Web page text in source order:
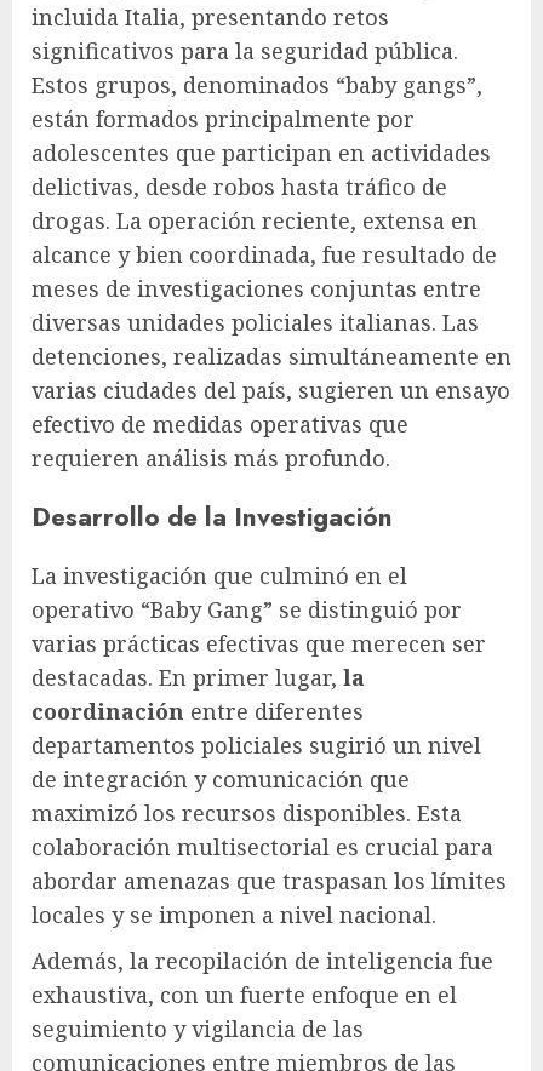
incluida Italia, presentando retos
significativos para la seguridad pública.
Estos grupos, denominados “baby gangs”,
están formados principalmente por
adolescentes que participan en actividades
delictivas, desde robos hasta tráfico de
drogas. La operación reciente, extensa en
alcance y bien coordinada, fue resultado de
meses de investigaciones conjuntas entre
diversas unidades policiales italianas. Las
detenciones, realizadas simultáneamente en
varias ciudades del país, sugieren un ensayo
efectivo de medidas operativas que
requieren análisis más profundo.
Desarrollo de la Investigación
La investigación que culminó en el
operativo “Baby Gang” se distinguió por
varias prácticas efectivas que merecen ser
destacadas. En primer lugar, la
coordinación entre diferentes
departamentos policiales sugirió un nivel
de integración y comunicación que
maximizó los recursos disponibles. Esta
colaboración multisectorial es crucial para
abordar amenazas que traspasan los límites
locales y se imponen a nivel nacional.
Además, la recopilación de inteligencia fue
exhaustiva, con un fuerte enfoque en el
seguimiento y vigilancia de las
comunicaciones entre miembros de las